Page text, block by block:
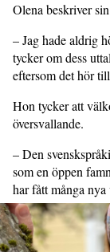
Olena beskriver
– Jag hade aldrig
tycker om dess
eftersom det hör
Hon tycker att
översvallande.
– Den
som en öppen
har fått många